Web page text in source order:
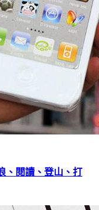
、閱讀、登山、打